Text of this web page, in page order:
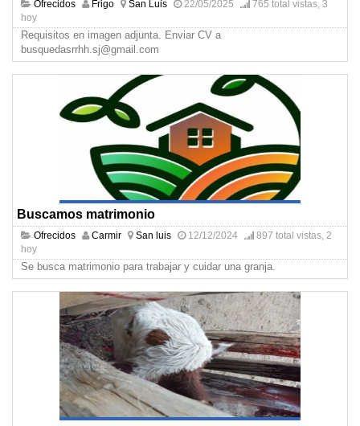
Ofrecidos Frigo San Luis 22/05/2025
765 total vistas, 3
hoy
Requisitos en imagen adjunta. Enviar CV a
busquedasrrhh.sj@gmail.com
Buscamos matrimonio
Ofrecidos Carmir San luis 12/12/2024
897 total vistas, 2
hoy
Se busca matrimonio para trabajar y cuidar una granja.